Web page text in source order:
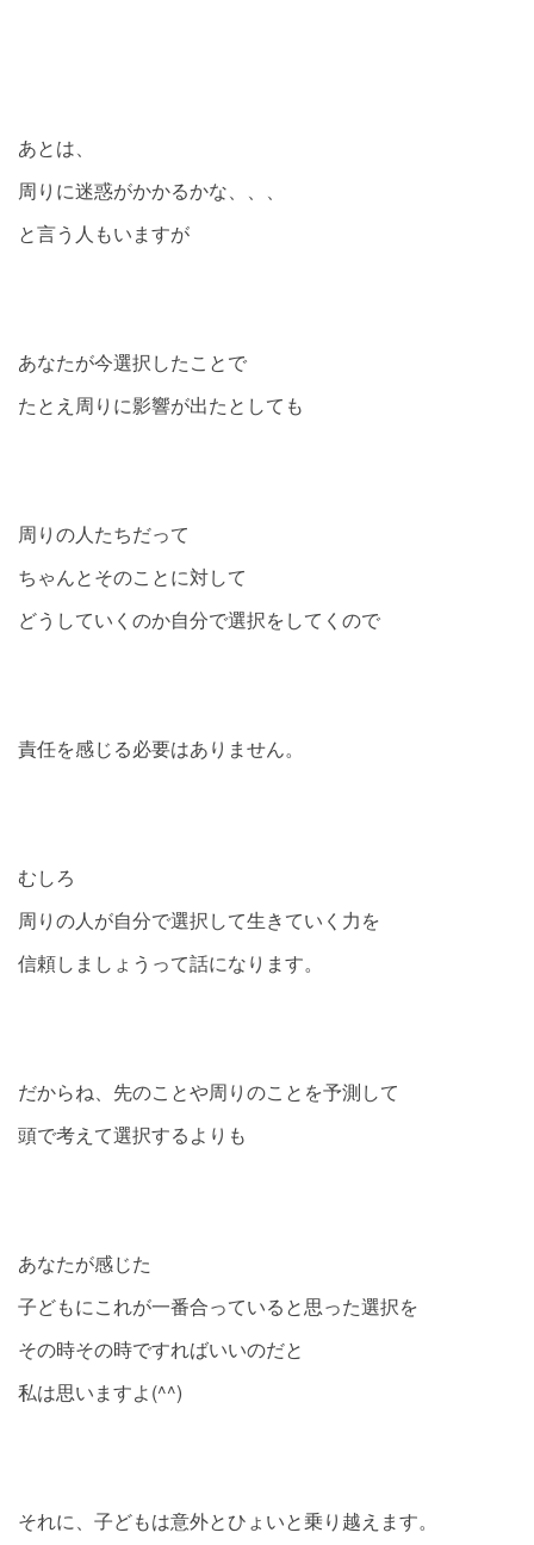
あとは、
周りに迷惑がかかるかな、、、
と言う人もいますが
あなたが今選択したことで
たとえ周りに影響が出たとしても
周りの人たちだって
ちゃんとそのことに対して
どうしていくのか自分で選択をしてくので
責任を感じる必要はありません。
むしろ
周りの人が自分で選択して生きていく力を
信頼しましょうって話になります。
だからね、先のことや周りのことを予測して
頭で考えて選択するよりも
あなたが感じた
子どもにこれが一番合っていると思った選択を
その時その時ですればいいのだと
私は思いますよ(^^)
それに、子どもは意外とひょいと乗り越えます。